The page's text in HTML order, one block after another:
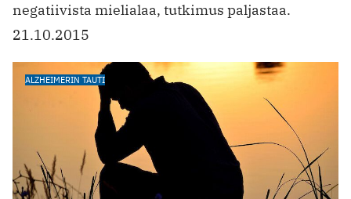
negatiivista mielialaa, tutkimus paljastaa.
21.10.2015
ALZHEIMERIN TAUTI